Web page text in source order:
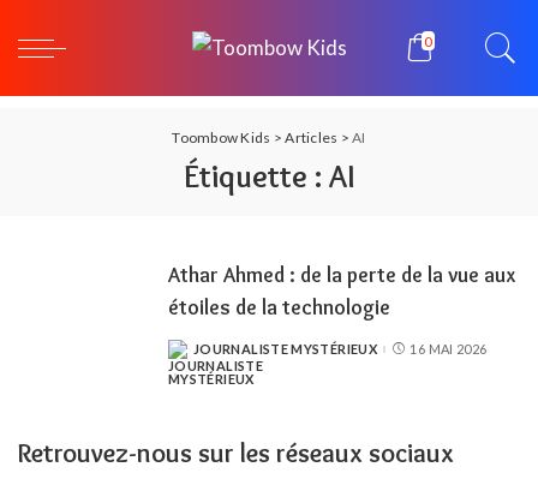
0
Toombow Kids >Articles >AI
Étiquette : AI
Athar Ahmed : de la perte de la vue aux
étoiles de la technologie
POSTED
BY
JOURNALISTE MYSTÉRIEUX 16 MAI 2026
Retrouvez-nous sur les réseaux sociaux